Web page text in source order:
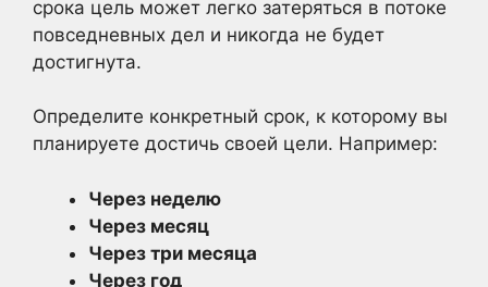
срока цель может легко затеряться в потоке
повседневных дел и никогда не будет
достигнута.
Определите конкретный срок, к которому вы
планируете достичь своей цели. Например:
Через неделю
Через месяц
Через три месяца
Через год